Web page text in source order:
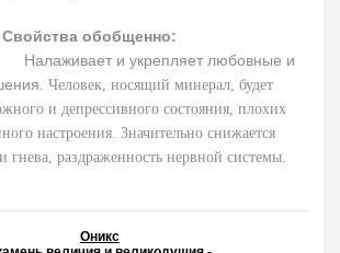
Свойства обобщенно:
Налаживает и укрепляет любовные и
Человек, носящий минерал, будет
и депрессивного состояния, плохих
настроения. Значительно снижается
гнева, раздраженность нервной системы.
Оникс